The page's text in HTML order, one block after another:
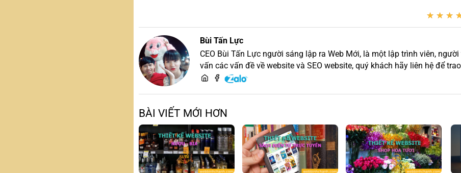
★ ★ ★
★ ★ ★
Bùi Tấn Lực
CEO Bùi Tấn Lực người sáng lập ra Web Mới, là một lập trình viên,
vấn các vấn đề về website và SEO website, quý khách hãy liên hệ để
BÀI VIẾT MỚI HƠN